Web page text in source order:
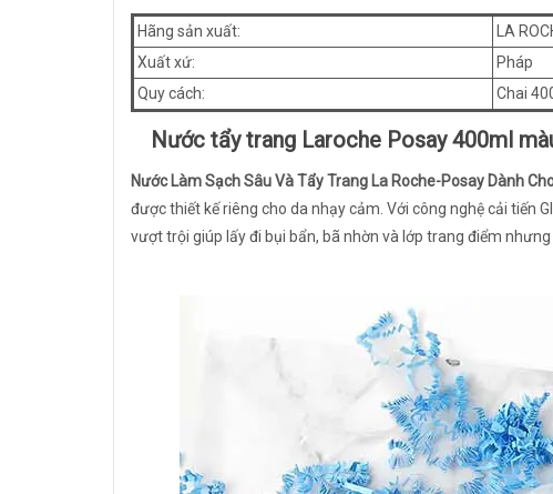
Hãng sản xuất:
LA
Xuất xứ:
Pháp
Quy cách:
Chai
Nước tẩy trang Laroche Posay 400ml
Nước Làm Sạch Sâu Và Tẩy Trang La Roche-Posay Dành
được thiết kế riêng cho da nhạy cảm. Với công nghệ cải tiến
vượt trội giúp lấy đi bụi bẩn, bã nhờn và lớp trang điểm